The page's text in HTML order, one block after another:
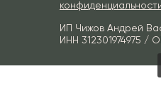
ИП Чижов Андрей
ИНН 312301974975 /